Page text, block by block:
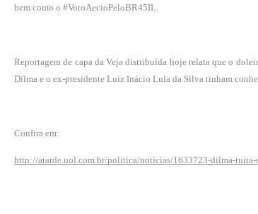
bem como o #VotoAecioPeloBR45IL.
Reportagem de capa da Veja distribuída hoje relata que o
Dilma e o ex-presidente Luiz Inácio Lula da Silva tinham
Confira em:
http://atarde.uol.com.br/politica/noticias/1633723-dilma-tuita-